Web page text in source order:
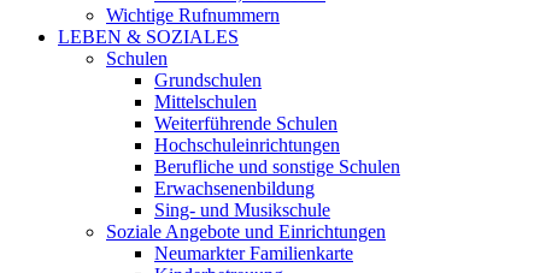
Wichtige Rufnummern
LEBEN & SOZIALES
Schulen
Grundschulen
Mittelschulen
Weiterführende Schulen
Hochschuleinrichtungen
Berufliche und sonstige Schulen
Erwachsenenbildung
Sing- und Musikschule
Soziale Angebote und Einrichtungen
Neumarkter Familienkarte